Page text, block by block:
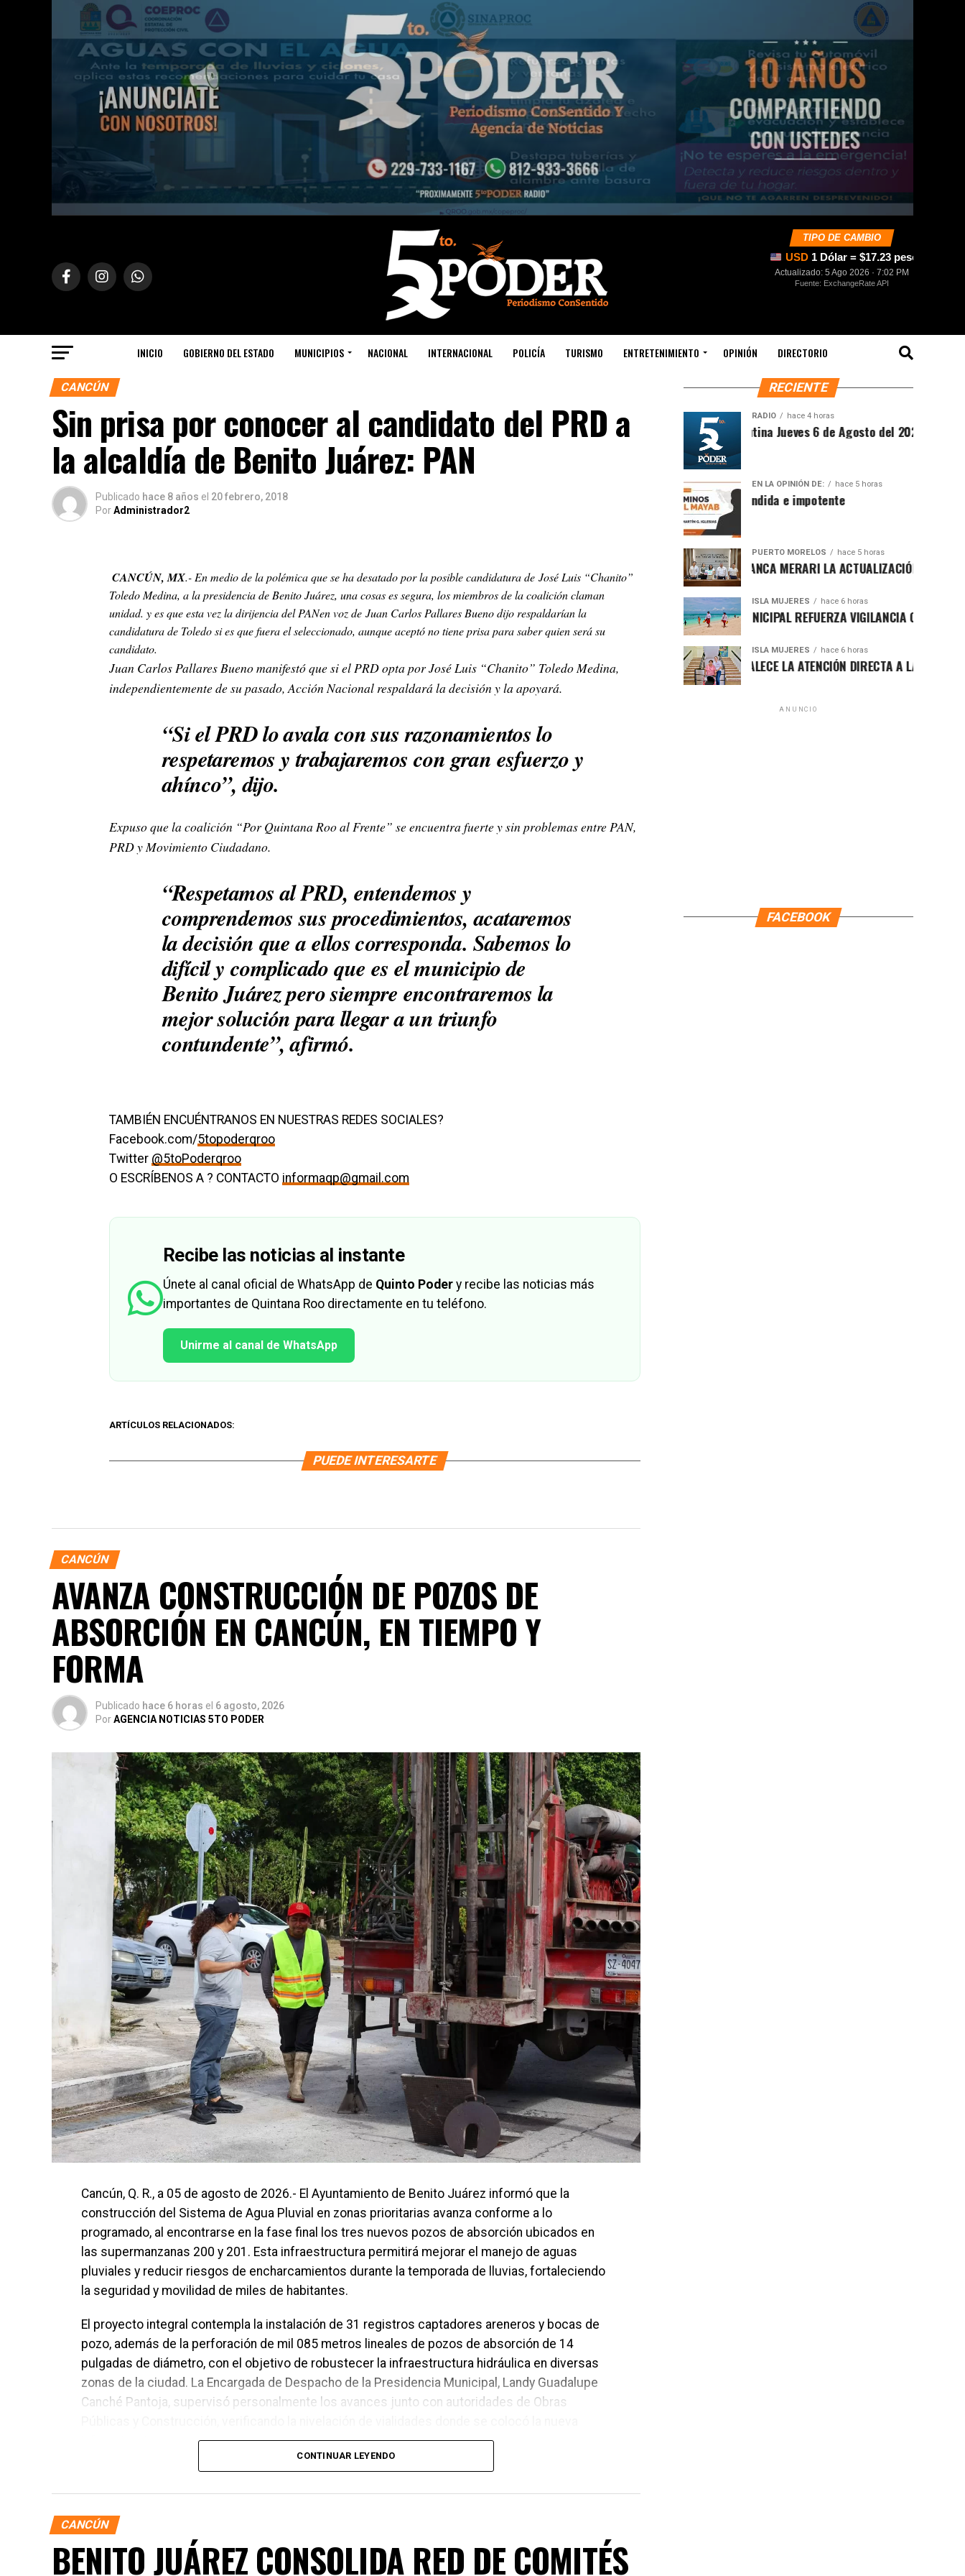
TIPO DE CAMBIO
USD 1 Dólar = $17.23 pesos
Actualizado: 5 Ago 2026 · 7:02 PM
Fuente: ExchangeRate API
INICIO GOBIERNO DEL ESTADO MUNICIPIOS NACIONAL INTERNACIONAL POLICÍA TURISMO ENTRETENIMIENTO OPINIÓN DIRECTORIO
CANCÚN
Sin prisa por conocer al candidato del PRD a
la alcaldía de Benito Juárez: PAN
Publicado hace 8 años el 20 febrero, 2018
PorAdministrador2
CANCÚN, MX.- En medio de la polémica que se ha desatado por la posible candidatura de José Luis “Chanito”
Toledo Medina, a la presidencia de Benito Juárez, una cosas es segura, los miembros de la coalición claman
unidad. y es que esta vez la dirijencia del PANen voz de Juan Carlos Pallares Bueno dijo respaldarían la
candidatura de Toledo si es que fuera el seleccionado, aunque aceptó no tiene prisa para saber quien será su
candidato.
Juan Carlos Pallares Bueno manifestó que si el PRD opta por José Luis “Chanito” Toledo Medina,
independientemente de su pasado, Acción Nacional respaldará la decisión y la apoyará.
“Si el PRD lo avala con sus razonamientos lo
respetaremos y trabajaremos con gran esfuerzo y
ahínco”, dijo.
Expuso que la coalición “Por Quintana Roo al Frente” se encuentra fuerte y sin problemas entre PAN,
PRD y Movimiento Ciudadano.
“Respetamos al PRD, entendemos y
comprendemos sus procedimientos, acataremos
la decisión que a ellos corresponda. Sabemos lo
difícil y complicado que es el municipio de
Benito Juárez pero siempre encontraremos la
mejor solución para llegar a un triunfo
contundente”, afirmó.
TAMBIÉN ENCUÉNTRANOS EN NUESTRAS REDES SOCIALES?
Facebook.com/5topoderqroo
Twitter @5toPoderqroo
O ESCRÍBENOS A ? CONTACTO informaqp@gmail.com
Recibe las noticias al instante
Únete al canal oficial de WhatsApp de Quinto Poder y recibe las noticias más
importantes de Quintana Roo directamente en tu teléfono.
Unirme al canal de WhatsApp
ARTÍCULOS RELACIONADOS:
PUEDE INTERESARTE
CANCÚN
AVANZA CONSTRUCCIÓN DE POZOS DE
ABSORCIÓN EN CANCÚN, EN TIEMPO Y
FORMA
Publicado hace 6 horas el 6 agosto, 2026
PorAGENCIA NOTICIAS 5TO PODER
Cancún, Q. R., a 05 de agosto de 2026.- El Ayuntamiento de Benito Juárez informó que la
construcción del Sistema de Agua Pluvial en zonas prioritarias avanza conforme a lo
programado, al encontrarse en la fase final los tres nuevos pozos de absorción ubicados en
las supermanzanas 200 y 201. Esta infraestructura permitirá mejorar el manejo de aguas
pluviales y reducir riesgos de encharcamientos durante la temporada de lluvias, fortaleciendo
la seguridad y movilidad de miles de habitantes.
El proyecto integral contempla la instalación de 31 registros captadores areneros y bocas de
pozo, además de la perforación de mil 085 metros lineales de pozos de absorción de 14
pulgadas de diámetro, con el objetivo de robustecer la infraestructura hidráulica en diversas
zonas de la ciudad. La Encargada de Despacho de la Presidencia Municipal, Landy Guadalupe
Canché Pantoja, supervisó personalmente los avances junto con autoridades de Obras
CONTINUAR LEYENDO
CANCÚN
BENITO JUÁREZ CONSOLIDA RED DE COMITÉS
RECIENTE
RADIO hace 4 horas
Síntesis Matutina Jueves 6 de Agosto del 2026
EN LA OPINIÓN DE: hace 5 horas
Sociedad ofendida e impotente
PUERTO MORELOS hace 5 horas
PRESENTA BLANCA MERARI LA ACTUALIZACIÓN DEL ATLAS DE
ISLA MUJERES hace 6 horas
GOBIERNO MUNICIPAL REFUERZA VIGILANCIA CON
ISLA MUJERES hace 6 horas
ATENEA FORTALECE LA ATENCIÓN DIRECTA A LAS FAMILIAS
ANUNCIO
FACEBOOK